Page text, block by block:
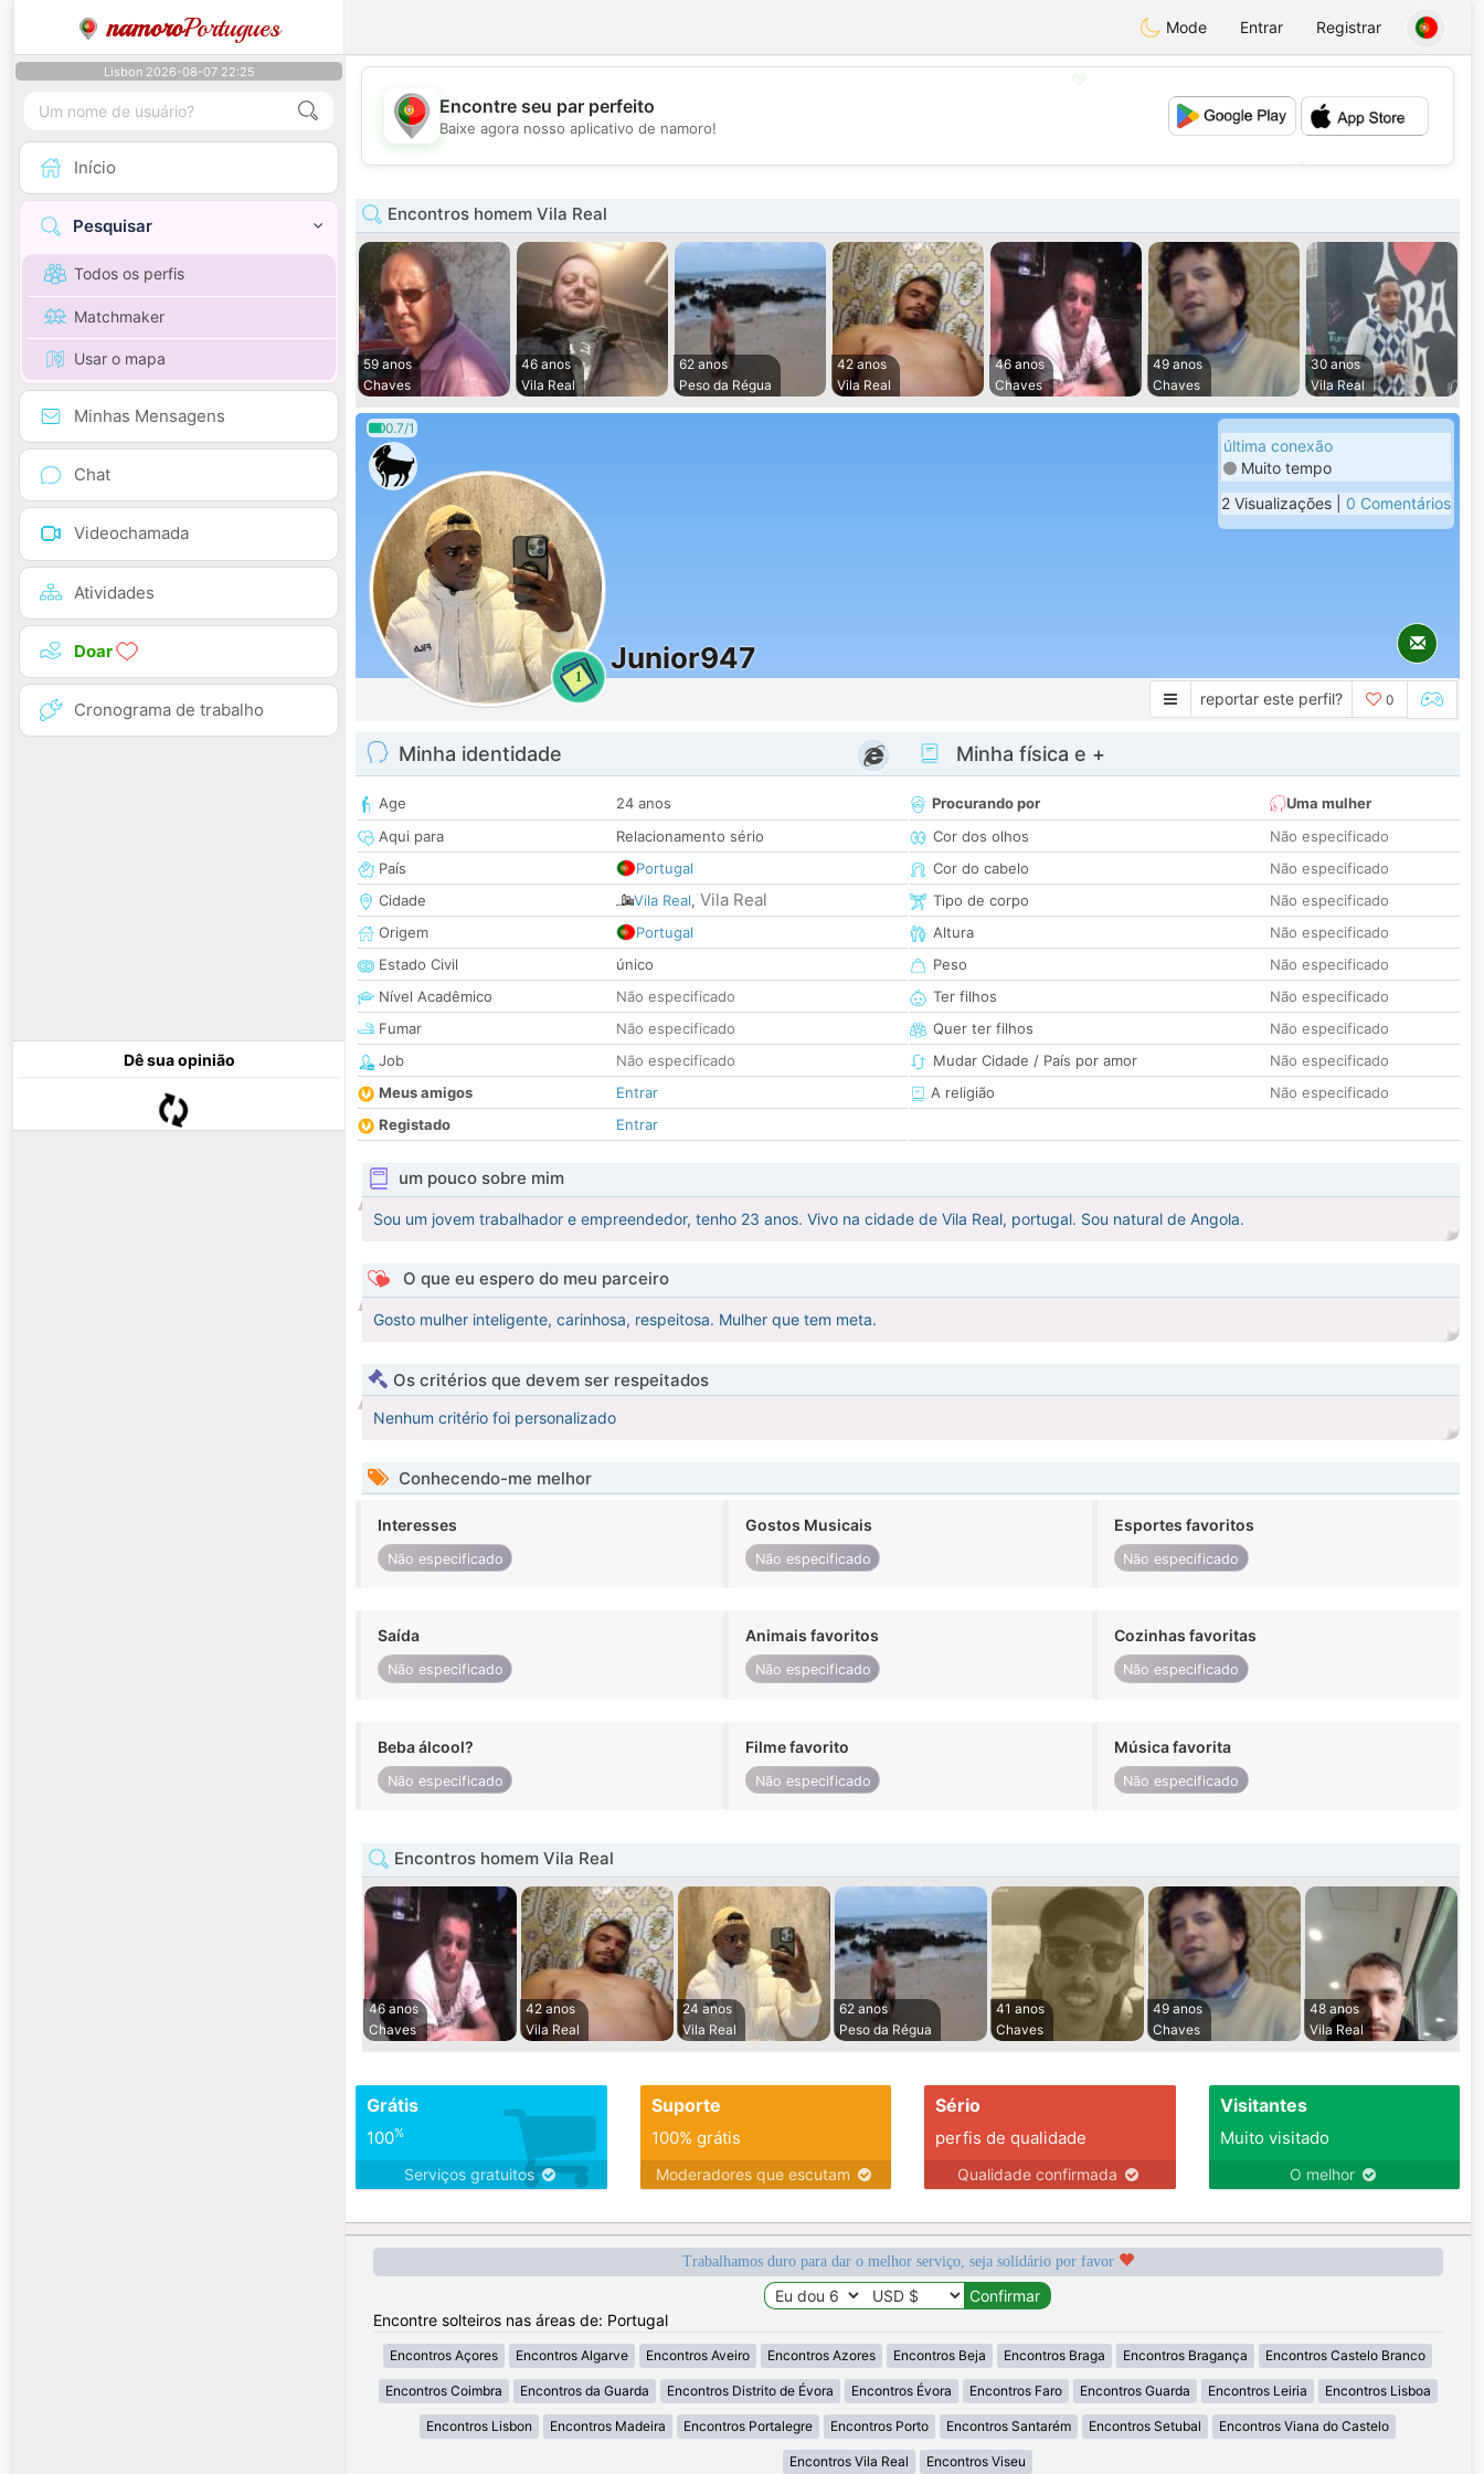
namoroPortugues Mode Entrar Registrar
Lisbon 2026-08-07 22:25
Início
Pesquisar
Todos os perfis
Matchmaker
Usar o mapa
Minhas Mensagens
Chat
Videochamada
Atividades
Doar
Cronograma de trabalho
Dê sua opinião
💕
Encontre seu par perfeito
Baixe agora nosso aplicativo de namoro!
Encontros homem Vila Real
59 anos
Chaves
46 anos
Vila Real
62 anos
Peso da Régua
42 anos
Vila Real
46 anos
Chaves
49 anos
Chaves
30 anos
Vila Real
0.7/1
1
Junior947
última conexão
Muito tempo
2 Visualizações | 0 Comentários
reportar este perfil? 0
Minha identidade
Age
24 anos
Aqui para
Relacionamento sério
País
Portugal
Cidade
Vila Real, Vila Real
Origem
Portugal
Estado Civil
único
Nível Acadêmico
Não especificado
Fumar
Não especificado
Job
Não especificado
Meus amigos
Entrar
Registado
Entrar
Minha física e +
Procurando por
Uma mulher
Cor dos olhos
Não especificado
Cor do cabelo
Não especificado
Tipo de corpo
Não especificado
Altura
Não especificado
Peso
Não especificado
Ter filhos
Não especificado
Quer ter filhos
Não especificado
Mudar Cidade / País por amor
Não especificado
A religião
Não especificado
um pouco sobre mim
Sou um jovem trabalhador e empreendedor, tenho 23 anos. Vivo na cidade de Vila Real, portugal. Sou natural de Angola.
O que eu espero do meu parceiro
Gosto mulher inteligente, carinhosa, respeitosa. Mulher que tem meta.
Os critérios que devem ser respeitados
Nenhum critério foi personalizado
Conhecendo-me melhor
Interesses
Não especificado
Gostos Musicais
Não especificado
Esportes favoritos
Não especificado
Saída
Não especificado
Animais favoritos
Não especificado
Cozinhas favoritas
Não especificado
Beba álcool?
Não especificado
Filme favorito
Não especificado
Música favorita
Não especificado
Encontros homem Vila Real
46 anos
Chaves
42 anos
Vila Real
24 anos
Vila Real
62 anos
Peso da Régua
41 anos
Chaves
49 anos
Chaves
48 anos
Vila Real
Grátis
100%
Serviços gratuitos
Suporte
100% grátis
Moderadores que escutam
Sério
perfis de qualidade
Qualidade confirmada
Visitantes
Muito visitado
O melhor
Trabalhamos duro para dar o melhor serviço, seja solidário por favor
Encontre solteiros nas áreas de: Portugal
Encontros Açores Encontros Algarve Encontros Aveiro Encontros Azores Encontros Beja Encontros Braga Encontros Bragança Encontros Castelo Branco
Encontros Coimbra Encontros da Guarda Encontros Distrito de Évora Encontros Évora Encontros Faro Encontros Guarda Encontros Leiria Encontros Lisboa
Encontros Lisbon Encontros Madeira Encontros Portalegre Encontros Porto Encontros Santarém Encontros Setubal Encontros Viana do Castelo
Encontros Vila Real Encontros Viseu